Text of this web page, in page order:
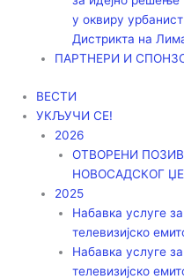
у оквиру
Дистрикта на
ПАРТНЕРИ И
ВЕСТИ
УКЉУЧИ СЕ!
2026
ОТВОРЕНИ
НОВОСАДСКОГ
2025
Набавка услуге
телевизијско
Набавка услуге
телевизијско